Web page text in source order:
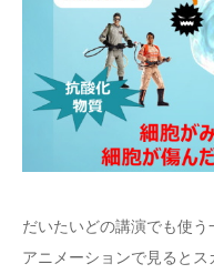
だいたいどの講演でも使う
アニメーションで見ると